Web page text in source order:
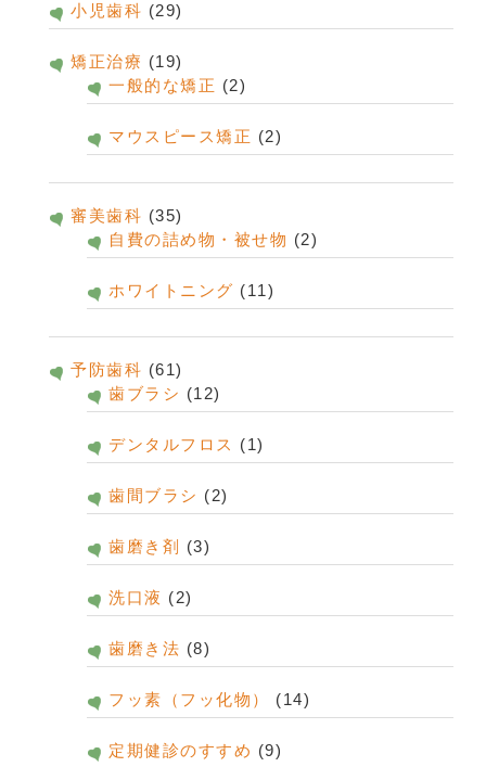
小児歯科 (29)
矯正治療 (19)
一般的な矯正 (2)
マウスピース矯正 (2)
審美歯科 (35)
自費の詰め物・被せ物 (2)
ホワイトニング (11)
予防歯科 (61)
歯ブラシ (12)
デンタルフロス (1)
歯間ブラシ (2)
歯磨き剤 (3)
洗口液 (2)
歯磨き法 (8)
フッ素（フッ化物） (14)
定期健診のすすめ (9)